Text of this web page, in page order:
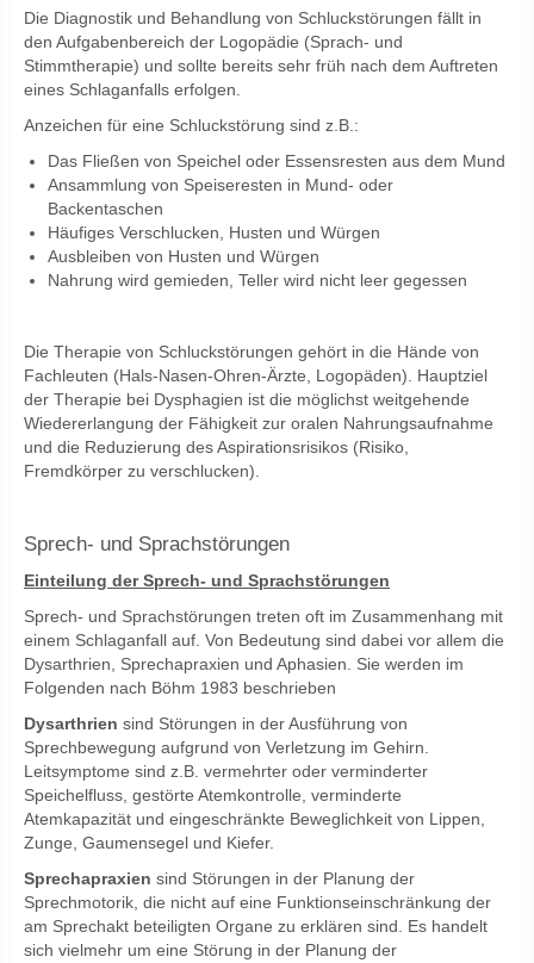
Die Diagnostik und Behandlung von Schluckstörungen fällt in
den Aufgabenbereich der Logopädie (Sprach- und
Stimmtherapie) und sollte bereits sehr früh nach dem Auftreten
eines Schlaganfalls erfolgen.
Anzeichen für eine Schluckstörung sind z.B.:
Das Fließen von Speichel oder Essensresten aus dem Mund
Ansammlung von Speiseresten in Mund- oder
Backentaschen
Häufiges Verschlucken, Husten und Würgen
Ausbleiben von Husten und Würgen
Nahrung wird gemieden, Teller wird nicht leer gegessen
Die Therapie von Schluckstörungen gehört in die Hände von
Fachleuten (Hals-Nasen-Ohren-Ärzte, Logopäden). Hauptziel
der Therapie bei Dysphagien ist die möglichst weitgehende
Wiedererlangung der Fähigkeit zur oralen Nahrungsaufnahme
und die Reduzierung des Aspirationsrisikos (Risiko,
Fremdkörper zu verschlucken).
Sprech- und Sprachstörungen
Einteilung der Sprech- und Sprachstörungen
Sprech- und Sprachstörungen treten oft im Zusammenhang mit
einem Schlaganfall auf. Von Bedeutung sind dabei vor allem die
Dysarthrien, Sprechapraxien und Aphasien. Sie werden im
Folgenden nach Böhm 1983 beschrieben
Dysarthrien sind Störungen in der Ausführung von
Sprechbewegung aufgrund von Verletzung im Gehirn.
Leitsymptome sind z.B. vermehrter oder verminderter
Speichelfluss, gestörte Atemkontrolle, verminderte
Atemkapazität und eingeschränkte Beweglichkeit von Lippen,
Zunge, Gaumensegel und Kiefer.
Sprechapraxien sind Störungen in der Planung der
Sprechmotorik, die nicht auf eine Funktionseinschränkung der
am Sprechakt beteiligten Organe zu erklären sind. Es handelt
sich vielmehr um eine Störung in der Planung der